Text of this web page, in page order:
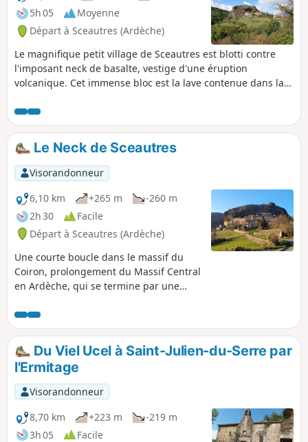
5h 05
Moyenne
Départ à Sceautres (Ardèche)
Le magnifique petit village de Sceautres est blotti contre
l'imposant neck de basalte, vestige d'une éruption
volcanique. Cet immense bloc est la lave contenue dans la
Le Neck de Sceautres
Visorandonneur
6,10 km
+265 m
-260 m
2h 30
Facile
Départ à Sceautres (Ardèche)
Une courte boucle dans le massif du
Coiron, prolongement du Massif Central
en Ardèche, qui se termine par une
sur un parcours aménagé et sécurisé.Le
Neck, d'un diamètre d'environ 200 m et
de 133 m de hauteur, est le piton
basaltique le plus important d'Europe,
ancienne cheminée d'un volcan né il y a
8 millions d'années. Placée à son
sommet, d'où l'on profite d'un superbe
panorama à 360°, la statue d'une Vierge
domine le village niché à ses pieds.
Du Viel Ucel à Saint-Julien-du-Serre par
l'Ermitage
Visorandonneur
8,70 km
+223 m
-219 m
3h 05
Facile